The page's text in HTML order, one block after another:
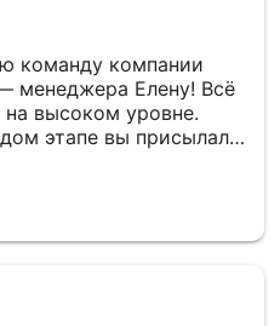
команду компании
менеджера Елену! Всё
высоком уровне.
этапе вы присылали
давало уверенность
спасибо за то, что
к памятной
профессионализм и